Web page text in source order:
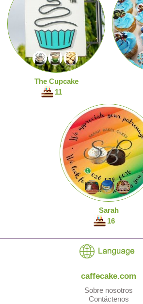
The Cupcake
11
Sarah
16
caffecake.com
Sobre nosotros
Contáctenos